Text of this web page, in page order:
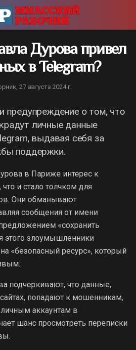
Дурова привел
в Telegram?
27 августа 2024 г.
предупреждение о том, что
личные данные
выдавая себя за
поддержки.
в Париже интерес к
и стало толчком для
Они обманывают
сообщения от имени
«сохранить
этого злоумышленники
«безопасный ресурс», который
подчеркивают, что данные,
попадают к мошенникам,
аккаунтам в
шанс просмотреть переписки